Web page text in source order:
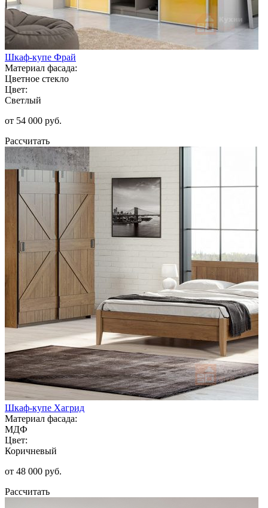
Шкаф-купе Фрай
Материал фасада:
Цветное стекло
Цвет:
Светлый
от 54 000 руб.
Рассчитать
Шкаф-купе Хагрид
Материал фасада:
МДФ
Цвет:
Коричневый
от 48 000 руб.
Рассчитать